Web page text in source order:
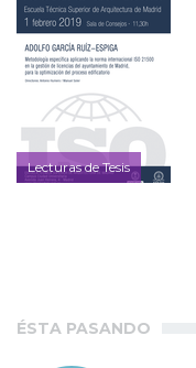
Lecturas de Tesis
ÉSTA PASANDO